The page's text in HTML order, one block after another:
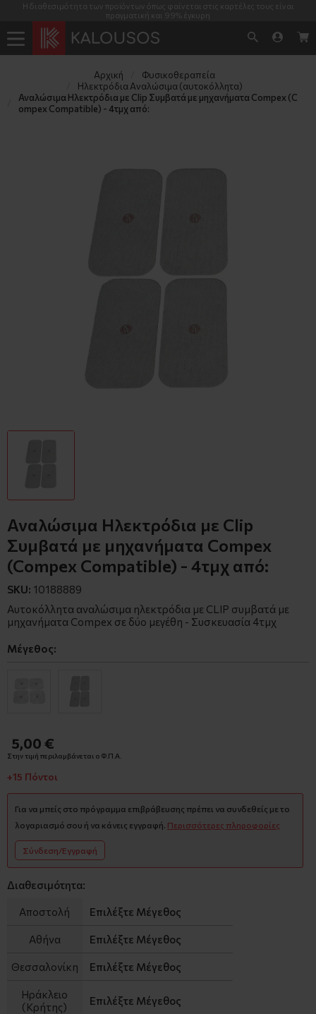
Η διαθεσιμότητα των προϊόντων όπως φαίνεται στις καρτέλες τους είναι
πραγματική και 99% έγκυρη
Αρχική
Φυσικοθεραπεία
Ηλεκτρόδια Αναλώσιμα (αυτοκόλλητα)
Αναλώσιμα Ηλεκτρόδια με Clip Συμβατά με μηχανήματα Compex (C
ompex Compatible) - 4τμχ από:
Αναλώσιμα Ηλεκτρόδια με Clip
Συμβατά με μηχανήματα Compex
(Compex Compatible) - 4τμχ από:
SKU: 10188889
Αυτοκόλλητα αναλώσιμα ηλεκτρόδια με CLIP συμβατά με
μηχανήματα Compex σε δύο μεγέθη - Συσκευασία 4τμχ
Μέγεθος:
5,00 €
Στην τιμή περιλαμβάνεται ο Φ.Π.Α.
+15 Πόντοι
Για να μπείς στο πρόγραμμα επιβράβευσης πρέπει να συνδεθείς με το
λογαριασμό σου ή να κάνεις εγγραφή. Περισσότερες πληροφορίες
Σύνδεση/Εγγραφή
Διαθεσιμότητα:
Αποστολή Επιλέξτε Μέγεθος
Αθήνα Επιλέξτε Μέγεθος
Θεσσαλονίκη Επιλέξτε Μέγεθος
Ηράκλειο
(Κρήτης)
Επιλέξτε Μέγεθος